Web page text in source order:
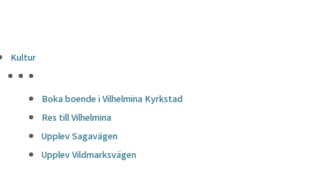
Kultur
Boka boende i Vilhelmina Kyrkstad
Res till Vilhelmina
Upplev Sagavägen
Upplev Vildmarksvägen